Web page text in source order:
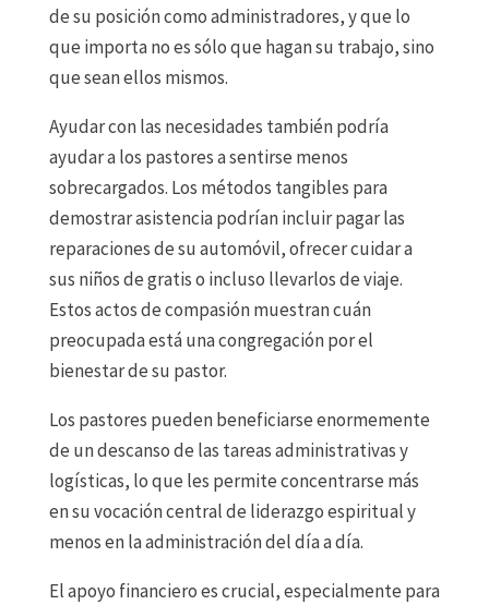
de su posición como administradores, y que lo
que importa no es sólo que hagan su trabajo, sino
que sean ellos mismos.
Ayudar con las necesidades también podría
ayudar a los pastores a sentirse menos
sobrecargados. Los métodos tangibles para
demostrar asistencia podrían incluir pagar las
reparaciones de su automóvil, ofrecer cuidar a
sus niños de gratis o incluso llevarlos de viaje.
Estos actos de compasión muestran cuán
preocupada está una congregación por el
bienestar de su pastor.
Los pastores pueden beneficiarse enormemente
de un descanso de las tareas administrativas y
logísticas, lo que les permite concentrarse más
en su vocación central de liderazgo espiritual y
menos en la administración del día a día.
El apoyo financiero es crucial, especialmente para